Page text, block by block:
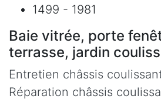
1499 - 1981
Baie vitrée, porte
terrasse, jardin
Entretien châssis
Réparation châssis